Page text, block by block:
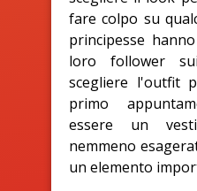
fare colpo su
principesse
loro follower
scegliere l'outfit
primo
essere un
nemmeno
un elemento